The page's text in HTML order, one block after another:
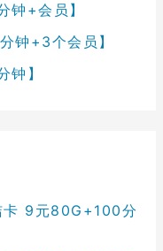
+会员】
钟+3个会员】
】
卡 9元80G+100分